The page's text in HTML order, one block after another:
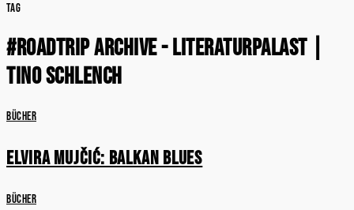
Tag
#roadtrip Archive - Literaturpalast |
Tino Schlench
Bücher
Elvira Mujčić: Balkan Blues
Bücher